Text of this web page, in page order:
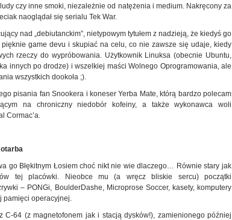
czy inne smoki, niezależnie od natężenia i medium. Nakręcony za
naoglądał się serialu Tek War.
nad „debiutanckim”, nietypowym tytułem z nadzieją, że kiedyś go
game devu i skupiać na celu, co nie zawsze się udaje, kiedy
rzeczy do wypróbowania. Użytkownik Linuksa (obecnie Ubuntu,
innych po drodze) i wszelkiej maści Wolnego Oprogramowania, ale
wszystkich dookoła ;).
pisania fan Snookera i koneser Yerba Mate, którą bardzo polecam
na chroniczny niedobór kofeiny, a także wykonawca woli
Cormac’a.
go Błękitnym Łosiem choć nikt nie wie dlaczego… Równie stary jak
tej placówki. Nieobce mu (a wręcz bliskie sercu) początki
– PONGi, BoulderDashe, Microprose Soccer, kasety, komputery
pamięci operacyjnej.
C-64 (z magnetofonem jak i stacją dysków!), zamienionego później